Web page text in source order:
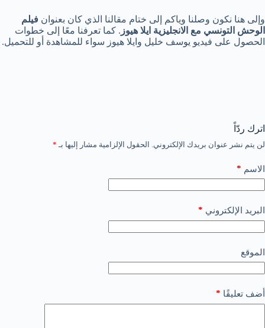
وإلى هنا نكون وصلنا وياكم إلى ختام مقالنا الذي كان بعنوان فيلم
الوحش التونسي مع الانجليزية ايلا هيوز . كما تعرفنا معًا إلى خطوات
الحصول على فيديو يوسف خليل وايلا هيوز سواء للمشاهدة أو للتحميل.
اترك ردّاً
لن يتم نشر عنوان بريدك الإلكتروني. الحقول الإلزامية مشار إليها بـ *
الاسم *
البريد الإلكتروني *
الموقع
أضف تعليقًا *